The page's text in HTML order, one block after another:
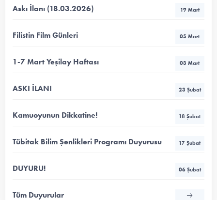
Askı İlanı (18.03.2026) 19 Mart
Filistin Film Günleri 05 Mart
1-7 Mart Yeşilay Haftası 03 Mart
ASKI İLANI 23 Şubat
Kamuoyunun Dikkatine! 18 Şubat
Tübitak Bilim Şenlikleri Programı Duyurusu 17 Şubat
DUYURU! 06 Şubat
Tüm Duyurular